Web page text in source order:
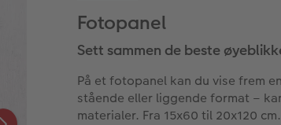
Fotopanel
Sett sammen de beste
På et fotopanel kan du vise frem
stående eller liggende format –
materialer. Fra 15x60 til 20x120 cm.